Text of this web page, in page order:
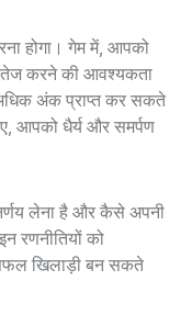
होगा। गेम में, आपको
तेज करने की आवश्यकता
अंक प्राप्त कर सकते
आपको धैर्य और समर्पण
लेना है और कैसे अपनी
रणनीतियों को
खिलाड़ी बन सकते